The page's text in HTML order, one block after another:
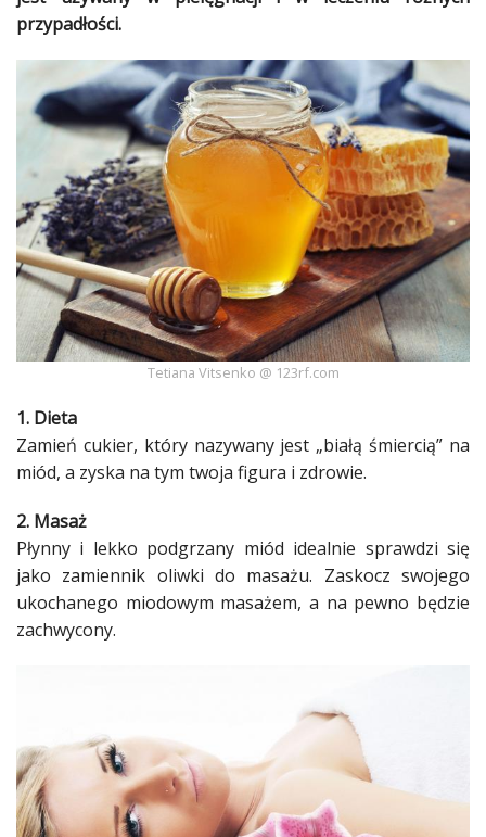
Wyznania
Wnętrza
Fitness
Wesele
Moda
Zakupy
Kultura
ekspertów
Strefa
Konkursy
Recenzje
Studniówka
Dodaj
Dodaj
galerię
przypadłości.
Tetiana Vitsenko @ 123rf.com
1. Dieta
Zamień cukier, który nazywany jest „białą śmiercią” na
miód, a zyska na tym twoja figura i zdrowie.
2. Masaż
Płynny i lekko podgrzany miód idealnie sprawdzi się
jako zamiennik oliwki do masażu. Zaskocz swojego
ukochanego miodowym masażem, a na pewno będzie
zachwycony.